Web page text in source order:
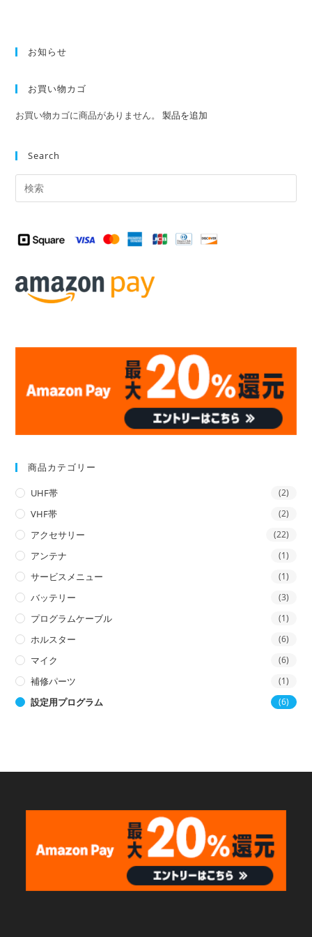
お知らせ
お買い物カゴ
お買い物カゴに商品がありません。製品を追加
Search
商品カテゴリー
UHF帯 (2)
VHF帯 (2)
アクセサリー (22)
アンテナ (1)
サービスメニュー (1)
バッテリー (3)
プログラムケーブル (1)
ホルスター (6)
マイク (6)
補修パーツ (1)
設定用プログラム (6)